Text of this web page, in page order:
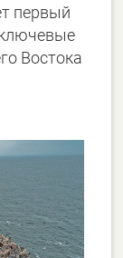
первый
Востока